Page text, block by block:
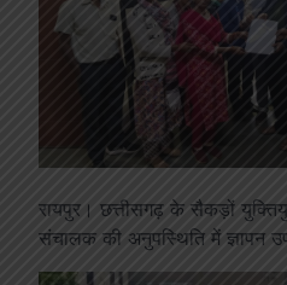
रायपुर। छत्तीसगढ़ के सैकड़ों
संचालक की अनुपस्थिति में ज्ञापन